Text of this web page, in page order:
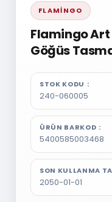
FLAMINGO
Flamingo
Göğüs
STOK KODU
240-060005
ÜRÜN BARKOD
5400585003468
SON KULLANMA
2050-01-01